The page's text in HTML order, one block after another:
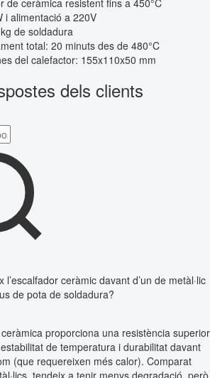
i alimentació a 220V
de soldadura
total: 20 minuts des de 480°C
del calefactor: 155x110x50 mm
dels clients
ceràmic davant d’un de metàl·lic
de pota de soldadura?
ceràmica proporciona una resistència superior
de temperatura i durabilitat davant
(que requereixen més calor). Comparat
tendeix a tenir menys degradació, però